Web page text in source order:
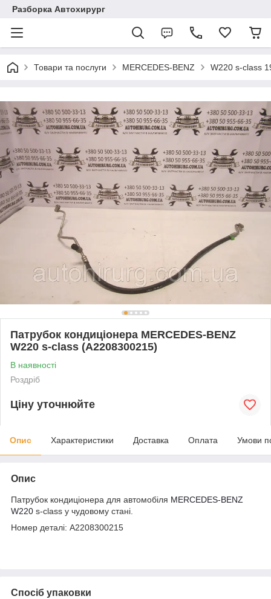
Разборка Автохирург
Товари та послуги MERCEDES-BENZ W220 s-class
Патрубок кондиціонера MERCEDES-BENZ
W220 s-class (A2208300215)
В наявності
Роздріб
Ціну уточнюйте
Опис Характеристики Доставка Оплата Умови
Опис
Патрубок кондиціонера для автомобіля MERCEDES-BENZ
W220 s-class у чудовому стані.
Номер деталі: A2208300215
Спосіб упаковки